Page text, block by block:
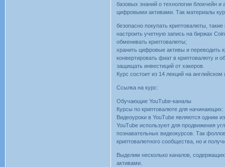
базовых знаний о технологии блокчейн
цифровыми активами. Так материалы
безопасно покупать криптовалюты,
настроить учетную запись на биржах
обменивать криптовалюты;
хранить цифровые активы и переводить
конвертировать фиат в криптовалюту и
защищать инвестиций от хакеров.
Курс состоит из 14 лекций на
Ссылка на курс:
Обучающие YouTube-каналы
Курсы по криптовалюте для начинающих:
Видеоуроки в YouTube являются одним
YouTube используют для продвижения
познавательных видеокурсов. Так
криптовалютного сообщества, но и
Выделим несколько каналов,
активами.